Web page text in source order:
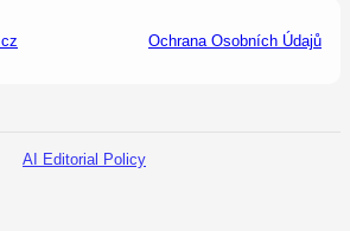
Ochrana Osobních Údajů
AI Editorial Policy